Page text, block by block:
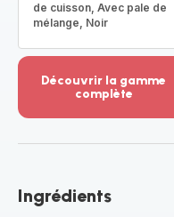
de cuisson, Avec pale de
mélange, Noir
Découvrir la gamme
complète
-
gamme
Ingrédients